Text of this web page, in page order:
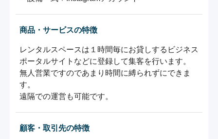
商品・サービスの特徴
レンタルスペースは１時間毎にお貸しするビジネス
ポータルサイトなどに登録して集客を行います。
無人営業ですのであまり時間に縛られずにできま
す。
遠隔での運営も可能です。
顧客・取引先の特徴